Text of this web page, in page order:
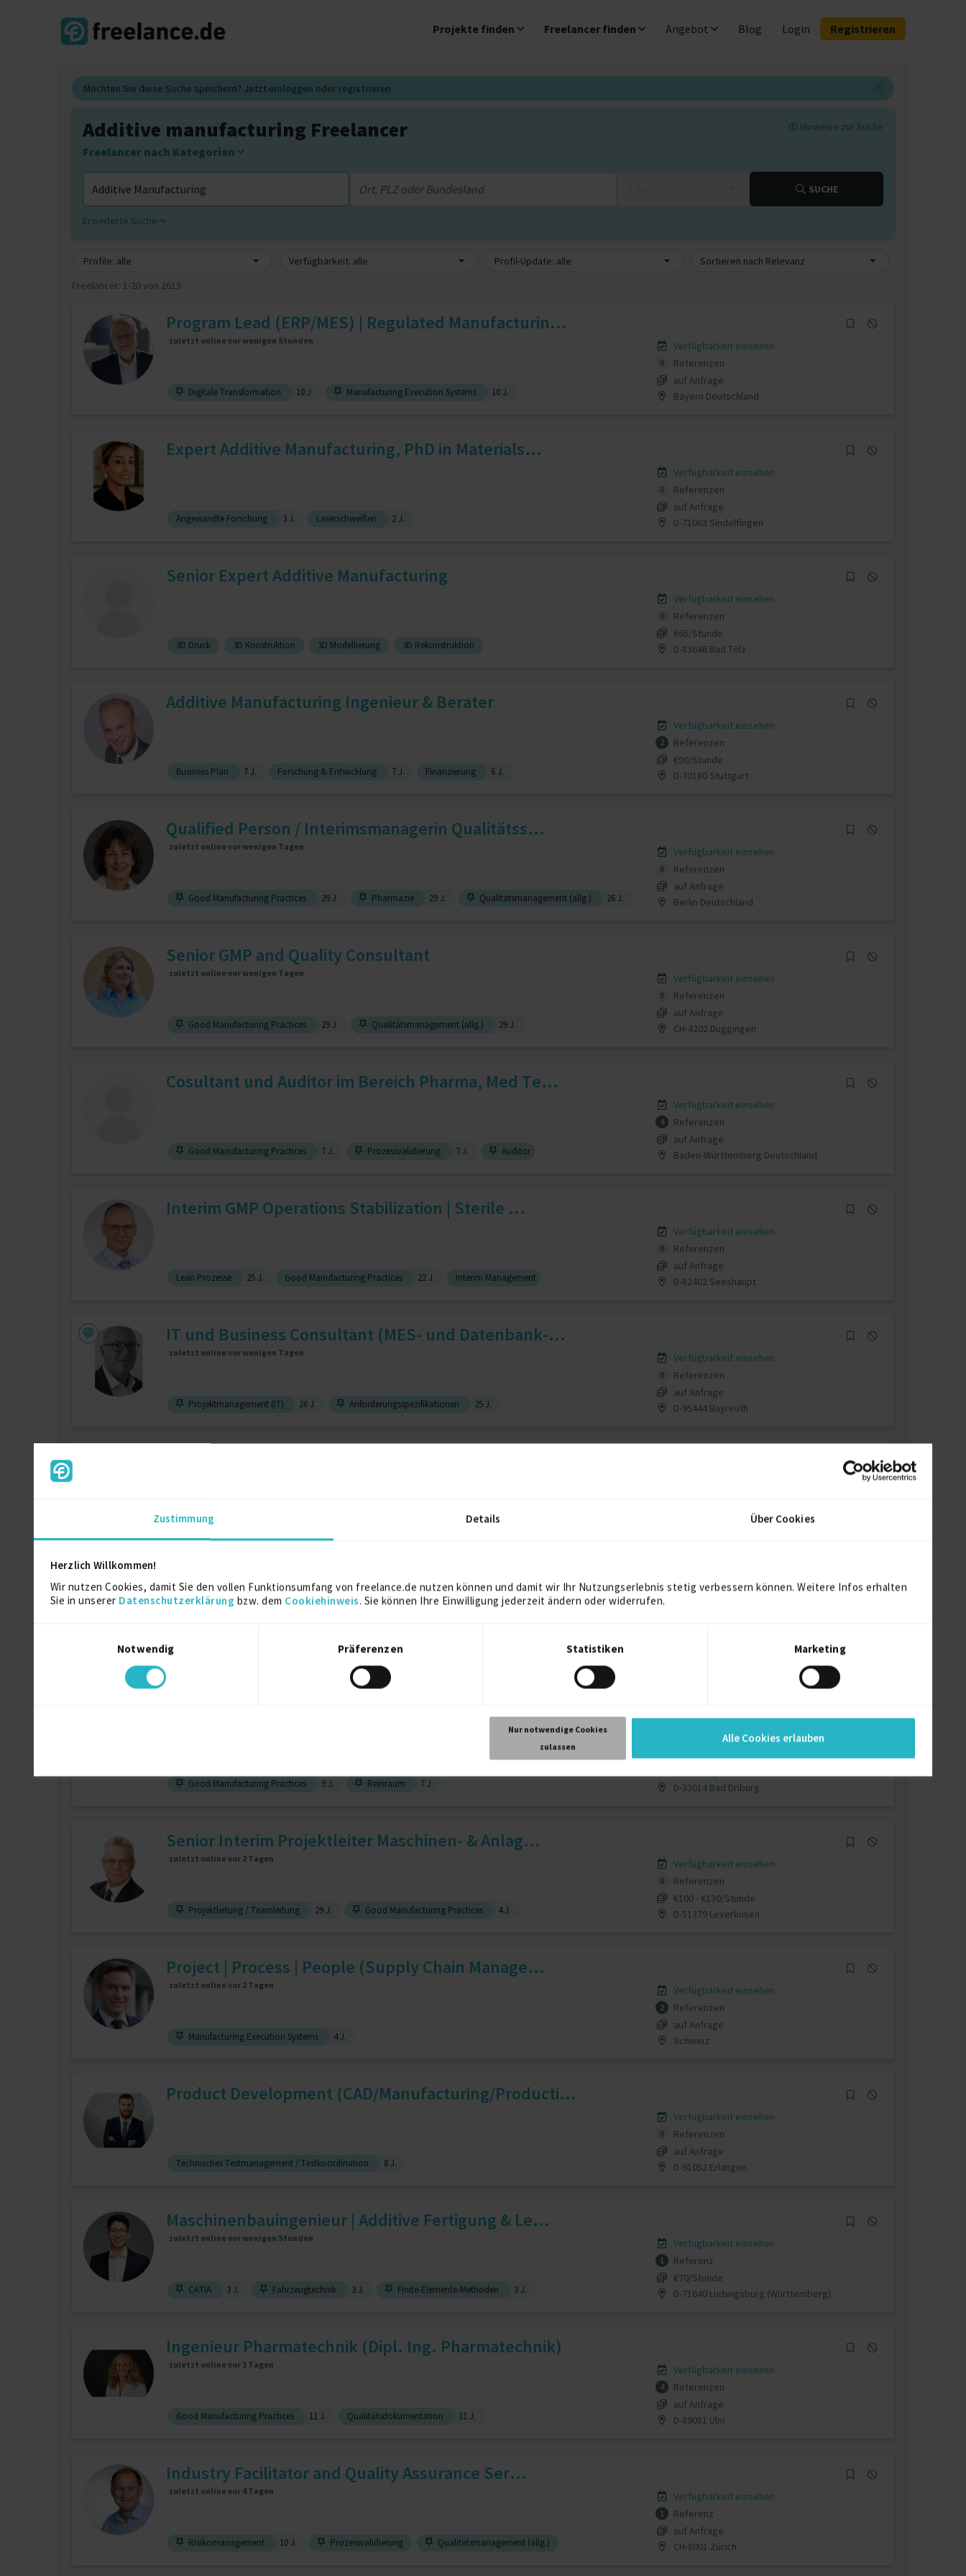
Zustimmung Details Über Cookies
Herzlich Willkommen!
Wir nutzen Cookies, damit Sie den vollen Funktionsumfang von freelance.de nutzen können und damit wir Ihr Nutzungserlebnis stetig verbessern können. Weitere Infos erhalten
Sie in unserer Datenschutzerklärung bzw. dem Cookiehinweis. Sie können Ihre Einwilligung jederzeit ändern oder widerrufen.
Notwendig
Präferenzen Statistiken Marketing
Nur notwendige Cookies
zulassen
Alle Cookies erlauben
Projekte finden Freelancer finden Angebot Blog Login Registrieren
Möchten Sie diese Suche speichern? Jetzt einloggen oder registrieren
Hinweise zur Suche
Additive manufacturing Freelancer
Freelancer nach Kategorien
SUCHE
Erweiterte Suche
Profile: alle Verfügbarkeit: alle Profil-Update: alle
Sortieren nach Relevanz
Freelancer: 1-20 von 2613
Program Lead (ERP/MES) | Regulated Manufacturin...
zuletzt online vor wenigen Stunden
Digitale Transformation 10 J. Manufacturing Execution Systems 10 J.
Verfügbarkeit einsehen
0
Referenzen
auf Anfrage
Bayern Deutschland
Expert Additive Manufacturing, PhD in Materials...
Angewandte Forschung 3 J. Laserschweißen 2 J.
Verfügbarkeit einsehen
0
Referenzen
auf Anfrage
D-71063 Sindelfingen
Senior Expert Additive Manufacturing
3D Druck 3D Konstruktion 3D Modellierung 3D Rekonstruktion
Verfügbarkeit einsehen
0
Referenzen
€65/Stunde
D-83646 Bad Tölz
Additive Manufacturing Ingenieur & Berater
Business Plan 7 J. Forschung & Entwicklung 7 J. Finanzierung 6 J.
Verfügbarkeit einsehen
2
Referenzen
€90/Stunde
D-70180 Stuttgart
Qualified Person / Interimsmanagerin Qualitätss...
zuletzt online vor wenigen Tagen
Good Manufacturing Practices 29 J. Pharmazie 29 J. Qualitätsmanagement (allg.) 26 J.
Verfügbarkeit einsehen
0
Referenzen
auf Anfrage
Berlin Deutschland
Senior GMP and Quality Consultant
zuletzt online vor wenigen Tagen
Good Manufacturing Practices 29 J. Qualitätsmanagement (allg.) 29 J.
Verfügbarkeit einsehen
0
Referenzen
auf Anfrage
CH-4202 Duggingen
Cosultant und Auditor im Bereich Pharma, Med Te...
Good Manufacturing Practices 7 J. Prozessvalidierung 7 J. Auditor
Verfügbarkeit einsehen
4
Referenzen
auf Anfrage
Baden-Württemberg Deutschland
Interim GMP Operations Stabilization | Sterile ...
Lean Prozesse 25 J. Good Manufacturing Practices 22 J. Interim Management
Verfügbarkeit einsehen
0
Referenzen
auf Anfrage
D-82402 Seeshaupt
IT und Business Consultant (MES- und Datenbank-...
zuletzt online vor wenigen Tagen
Projektmanagement (IT) 26 J. Anforderungsspezifikationen 25 J.
Verfügbarkeit einsehen
0
Referenzen
auf Anfrage
D-95444 Bayreuth
7/24 Consulting im CAD/CAM/NC und Postprozessor...
zuletzt online vor wenigen Tagen
Computer-Aided Manufacturing
Senior PL/BL für Biopharma /Chemie Anlagenbau. ...
Good Manufacturing Practices 9 J. Reinraum 7 J.
Verfügbarkeit einsehen
D-33014 Bad Driburg
Senior Interim Projektleiter Maschinen- & Anlag...
zuletzt online vor 2 Tagen
Projektleitung / Teamleitung 29 J. Good Manufacturing Practices 4 J.
Verfügbarkeit einsehen
0
Referenzen
€100 - €130/Stunde
D-51379 Leverkusen
Project | Process | People (Supply Chain Manage...
zuletzt online vor 2 Tagen
Manufacturing Execution Systems 4 J.
Verfügbarkeit einsehen
2
Referenzen
auf Anfrage
Schweiz
Product Development (CAD/Manufacturing/Producti...
Technisches Testmanagement / Testkoordination 8 J.
Verfügbarkeit einsehen
0
Referenzen
auf Anfrage
D-91052 Erlangen
Maschinenbauingenieur | Additive Fertigung & Le...
zuletzt online vor wenigen Stunden
CATIA 3 J. Fahrzeugtechnik 3 J. Finite-Elemente-Methoden 3 J.
Verfügbarkeit einsehen
1
Referenz
€70/Stunde
D-71640 Ludwigsburg (Württemberg)
Ingenieur Pharmatechnik (Dipl. Ing. Pharmatechnik)
zuletzt online vor 1 Tagen
Good Manufacturing Practices 11 J. Qualitätsdokumentation 11 J.
Verfügbarkeit einsehen
4
Referenzen
auf Anfrage
D-89081 Ulm
Industry Facilitator and Quality Assurance Ser...
zuletzt online vor 4 Tagen
Risikomanagement 10 J. Prozessvalidierung Qualitätsmanagement (allg.)
Verfügbarkeit einsehen
1
Referenz
auf Anfrage
CH-8001 Zürich